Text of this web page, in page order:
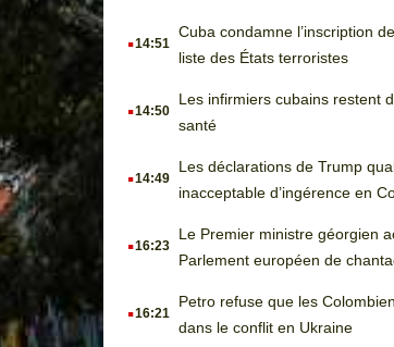
.14:51
Cuba condamne l’inscription
liste des États terroristes
.14:50
Les infirmiers cubains restent
santé
.14:49
Les déclarations de Trump
inacceptable d’ingérence en
.16:23
Le Premier ministre géorgien
Parlement européen de
.16:21
Petro refuse que les
dans le conflit en Ukraine